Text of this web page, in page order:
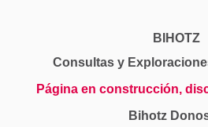
BIHOTZ
Consultas y
Página en construcción,
Bihotz